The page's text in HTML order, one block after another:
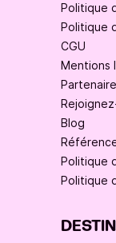
Politique
Politique
CGU
Mentions
Blog
Politique
Politique